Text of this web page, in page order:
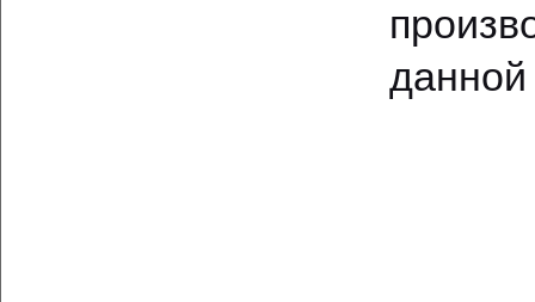
данной